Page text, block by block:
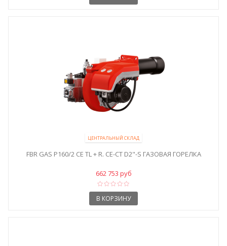
ЦЕНТРАЛЬНЫЙ СКЛАД
FBR GAS P160/2 CE TL + R. CE-CT D2"-S ГАЗОВАЯ ГОРЕЛКА
662 753 руб
В КОРЗИНУ